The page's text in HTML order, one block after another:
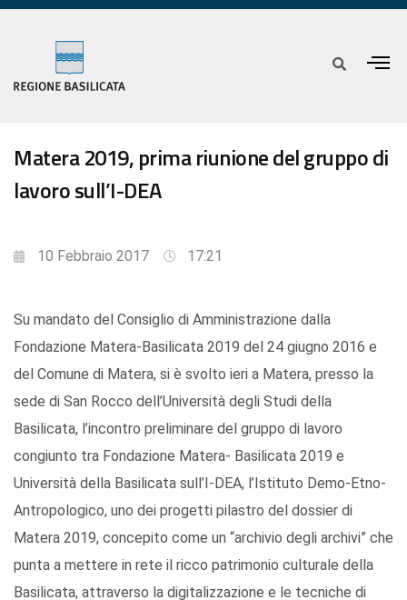
Matera 2019, prima riunione del gruppo di
lavoro sull’I-DEA
10 Febbraio 2017 17:21
Su mandato del Consiglio di Amministrazione dalla
Fondazione Matera-Basilicata 2019 del 24 giugno 2016 e
del Comune di Matera, si è svolto ieri a Matera, presso la
sede di San Rocco dell’Università degli Studi della
Basilicata, l’incontro preliminare del gruppo di lavoro
congiunto tra Fondazione Matera- Basilicata 2019 e
Università della Basilicata sull’I-DEA, l’Istituto Demo-Etno-
Antropologico, uno dei progetti pilastro del dossier di
Matera 2019, concepito come un “archivio degli archivi” che
punta a mettere in rete il ricco patrimonio culturale della
Basilicata, attraverso la digitalizzazione e le tecniche di